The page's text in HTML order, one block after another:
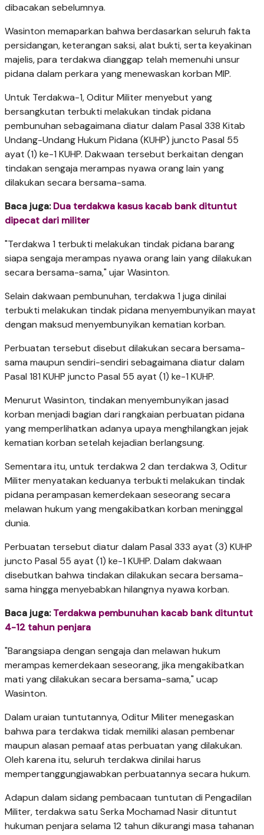
dibacakan sebelumnya.
Wasinton memaparkan bahwa berdasarkan seluruh fakta
persidangan, keterangan saksi, alat bukti, serta keyakinan
majelis, para terdakwa dianggap telah memenuhi unsur
pidana dalam perkara yang menewaskan korban MIP.
Untuk Terdakwa-1, Oditur Militer menyebut yang
bersangkutan terbukti melakukan tindak pidana
pembunuhan sebagaimana diatur dalam Pasal 338 Kitab
Undang-Undang Hukum Pidana (KUHP) juncto Pasal 55
ayat (1) ke-1 KUHP. Dakwaan tersebut berkaitan dengan
tindakan sengaja merampas nyawa orang lain yang
dilakukan secara bersama-sama.
Baca juga:Dua terdakwa kasus kacab bank dituntut
dipecat dari militer
"Terdakwa 1 terbukti melakukan tindak pidana barang
siapa sengaja merampas nyawa orang lain yang dilakukan
secara bersama-sama," ujar Wasinton.
Selain dakwaan pembunuhan, terdakwa 1 juga dinilai
terbukti melakukan tindak pidana menyembunyikan mayat
dengan maksud menyembunyikan kematian korban.
Perbuatan tersebut disebut dilakukan secara bersama-
sama maupun sendiri-sendiri sebagaimana diatur dalam
Pasal 181 KUHP juncto Pasal 55 ayat (1) ke-1 KUHP.
Menurut Wasinton, tindakan menyembunyikan jasad
korban menjadi bagian dari rangkaian perbuatan pidana
yang memperlihatkan adanya upaya menghilangkan jejak
kematian korban setelah kejadian berlangsung.
Sementara itu, untuk terdakwa 2 dan terdakwa 3, Oditur
Militer menyatakan keduanya terbukti melakukan tindak
pidana perampasan kemerdekaan seseorang secara
melawan hukum yang mengakibatkan korban meninggal
dunia.
Perbuatan tersebut diatur dalam Pasal 333 ayat (3) KUHP
juncto Pasal 55 ayat (1) ke-1 KUHP. Dalam dakwaan
disebutkan bahwa tindakan dilakukan secara bersama-
sama hingga menyebabkan hilangnya nyawa korban.
Baca juga:Terdakwa pembunuhan kacab bank dituntut
4-12 tahun penjara
"Barangsiapa dengan sengaja dan melawan hukum
merampas kemerdekaan seseorang, jika mengakibatkan
mati yang dilakukan secara bersama-sama," ucap
Wasinton.
Dalam uraian tuntutannya, Oditur Militer menegaskan
bahwa para terdakwa tidak memiliki alasan pembenar
maupun alasan pemaaf atas perbuatan yang dilakukan.
Oleh karena itu, seluruh terdakwa dinilai harus
mempertanggungjawabkan perbuatannya secara hukum.
Adapun dalam sidang pembacaan tuntutan di Pengadilan
Militer, terdakwa satu Serka Mochamad Nasir dituntut
hukuman penjara selama 12 tahun dikurangi masa tahanan